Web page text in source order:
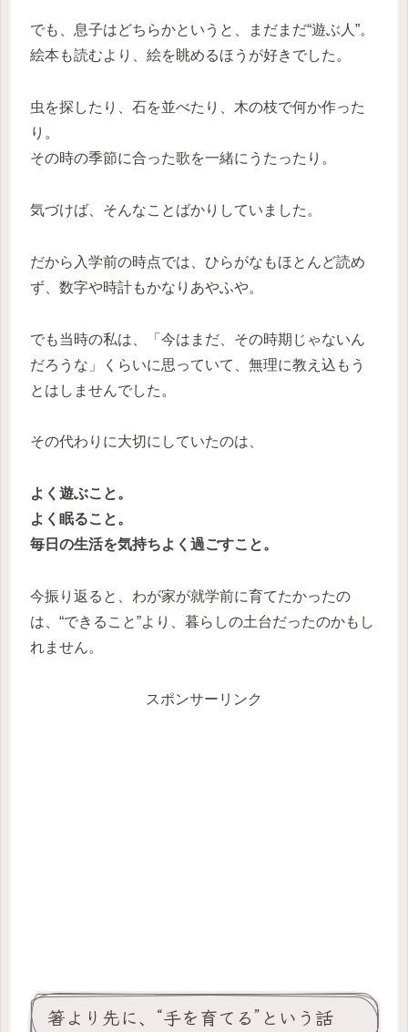
でも、息子はどちらかというと、まだまだ“遊ぶ人”。
絵本も読むより、絵を眺めるほうが好きでした。
虫を探したり、石を並べたり、木の枝で何か作った
り。
その時の季節に合った歌を一緒にうたったり。
気づけば、そんなことばかりしていました。
だから入学前の時点では、ひらがなもほとんど読め
ず、数字や時計もかなりあやふや。
でも当時の私は、「今はまだ、その時期じゃないん
だろうな」くらいに思っていて、無理に教え込もう
とはしませんでした。
その代わりに大切にしていたのは、
よく遊ぶこと。
よく眠ること。
毎日の生活を気持ちよく過ごすこと。
今振り返ると、わが家が就学前に育てたかったの
は、“できること”より、暮らしの土台だったのかもし
れません。
スポンサーリンク
箸より先に、“手を育てる”という話